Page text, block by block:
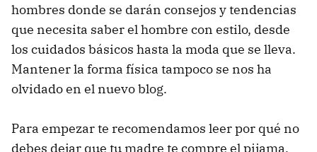
hombres donde se darán consejos y tendencias
que necesita saber el hombre con estilo, desde
los cuidados básicos hasta la moda que se lleva.
Mantener la forma física tampoco se nos ha
olvidado en el nuevo blog.
Para empezar te recomendamos leer por qué no
debes dejar que tu madre te compre el pijama.